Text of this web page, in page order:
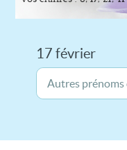
17 février